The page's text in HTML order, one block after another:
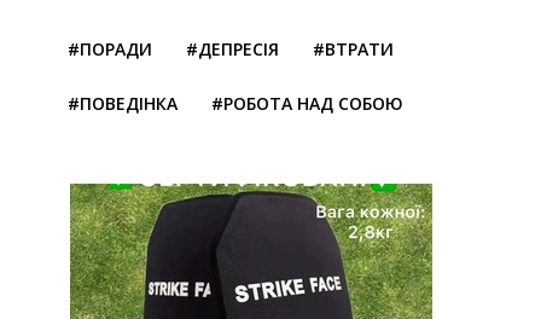
#ПОРАДИ #ДЕПРЕСІЯ #ВТРАТИ
#ПОВЕДІНКА #РОБОТА НАД СОБОЮ